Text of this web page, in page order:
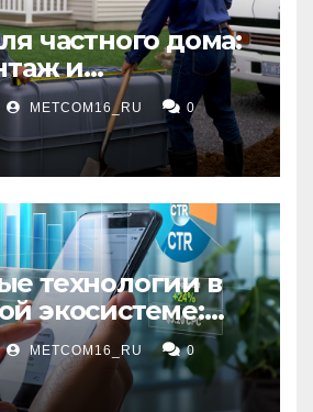
частного дома:
и
автономной
METCOM16_RU 0
технологии в
экосистеме:
сервисы и
работы
METCOM16_RU 0